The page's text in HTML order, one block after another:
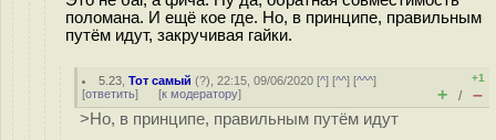
поломана. И ещё кое где. Но, в принципе, правильным
путём идут, закручивая гайки.
5.23 ,Тот самый (?), 22:15, 09/06/2020 [^] [^^] [^^^]
[ответить] [к модератору]
+1
+ / –
>Но, в принципе, правильным путём идут